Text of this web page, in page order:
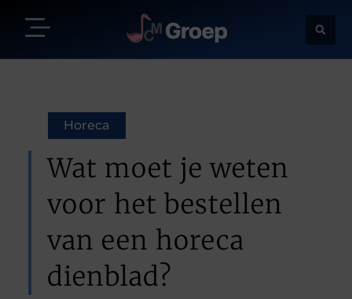
Horeca
Wat moet je weten
voor het bestellen
van een horeca
dienblad?